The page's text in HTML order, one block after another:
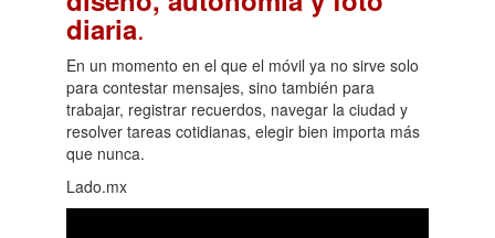
diaria.
En un momento en el que el móvil ya no sirve solo
para contestar mensajes, sino también para
trabajar, registrar recuerdos, navegar la ciudad y
resolver tareas cotidianas, elegir bien importa más
que nunca.
Lado.mx